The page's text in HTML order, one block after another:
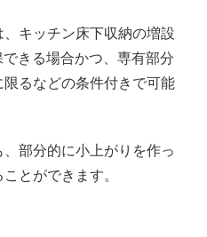
キッチン床下収納の増設
きる場合かつ、専有部分
るなどの条件付きで可能
部分的に小上がりを作っ
とができます。